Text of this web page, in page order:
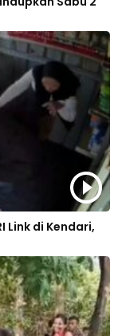
Link di Kendari,